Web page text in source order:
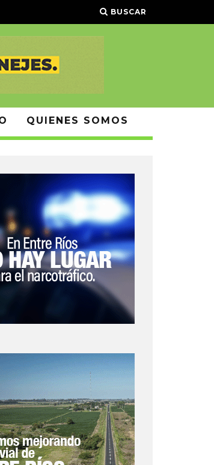
BUSCAR
QUIENES SOMOS